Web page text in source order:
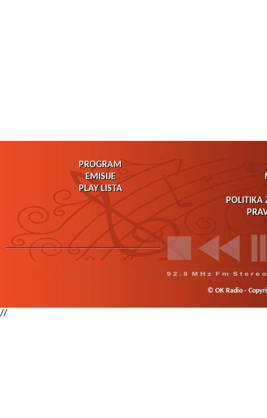
PROGRAM
EMISIJE
PLAY LISTA
POLITIKA
© OK Radio -
//